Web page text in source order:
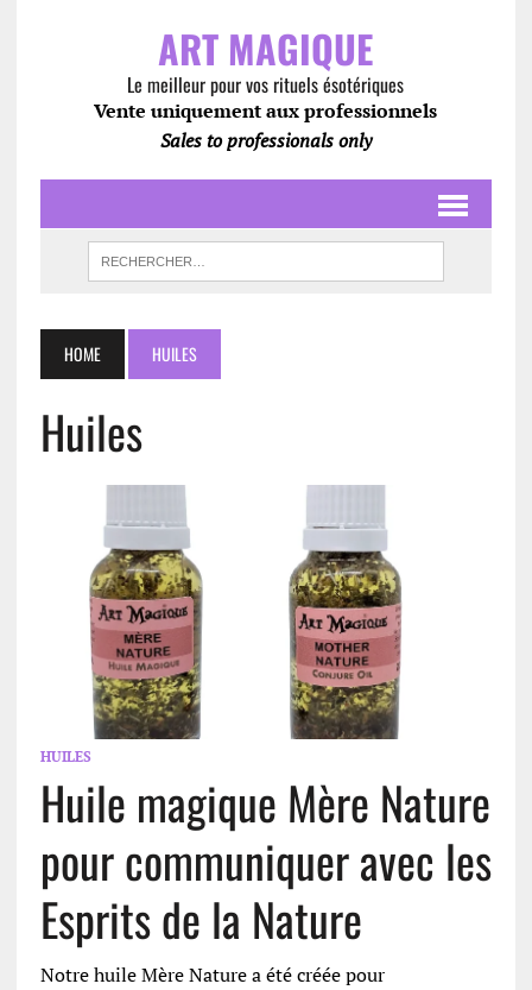
ART MAGIQUE
Le meilleur pour vos rituels ésotériques
Vente uniquement aux professionnels
Sales to professionals only
HOME HUILES
Huiles
HUILES
Huile magique Mère Nature
pour communiquer avec les
Esprits de la Nature
Notre huile Mère Nature a été créée pour